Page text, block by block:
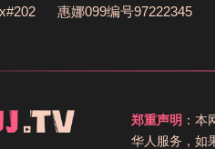
惠娜099编号97222345
郑重声明 ：
华人服务，如